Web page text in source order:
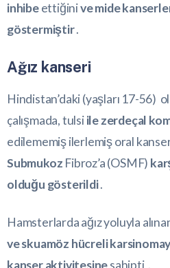
inhibeettiğinive mide
göstermiştir.
Ağız kanseri
Hindistan’daki (yaşları 17-56)
çalışmada, tulsiile zerdeçal
edilememiş ilerlemiş oral
Submukoz Fibroz’a (OSMF)
olduğu gösterildi.
Hamsterlarda ağız yoluyla
ve skuamöz hücreli
kanser aktivitesinesahipti .